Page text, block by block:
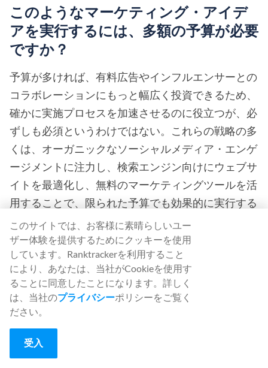
このようなマーケティング・アイデ
アを実行するには、多額の予算が必要
ですか？
予算が多ければ、有料広告やインフルエンサーとの
コラボレーションにもっと幅広く投資できるため、
確かに実施プロセスを加速させるのに役立つが、必
ずしも必須というわけではない。これらの戦略の多
くは、オーガニックなソーシャルメディア・エンゲ
ージメントに注力し、検索エンジン向けにウェブサ
イトを最適化し、無料のマーケティングツールを活
用することで、限られた予算でも効果的に実行する
ことができる。重要なのは、予算をかけずにターゲ
ットにリーチする革新的な方法を見つけるために、
創造的で臨機応変に対応することだ。
これらすべての戦略を一度に実行す
ることは可能か？
一般的には、一度にすべての戦略に取り組もうとす
るよりも、優先順位をつけて少しずつ実施していく
このサイトでは、お客様に素晴らしいユー
ザー体験を提供するためにクッキーを使用
しています。Ranktrackerを利用すること
により、あなたは、当社がCookieを使用す
ることに同意したことになります。詳しく
は、当社のプライバシーポリシーをご覧く
ださい。
受入